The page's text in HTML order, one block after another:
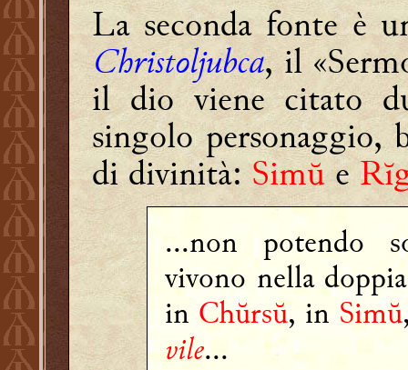
La seconda fonte è
Christoljubca, il
il dio viene citato
singolo personaggio,
di divinità: Simŭe
...non potendo
vivono nella
in Chŭrsŭ, in Simŭ
vile...